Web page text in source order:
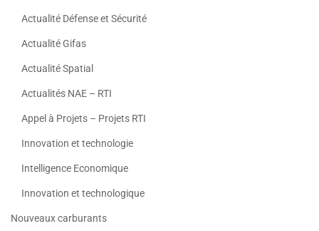
Actualité Défense et Sécurité
Actualité Gifas
Actualité Spatial
Actualités NAE – RTI
Appel à Projets – Projets RTI
Innovation et technologie
Intelligence Economique
Innovation et technologique
Nouveaux carburants